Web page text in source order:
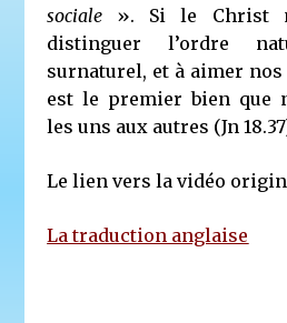
sociale ». Si le Christ
distinguer l’ordre
surnaturel, et à aimer
est le premier bien que
les uns aux autres (Jn
Le lien vers la vidéo
La traduction anglaise